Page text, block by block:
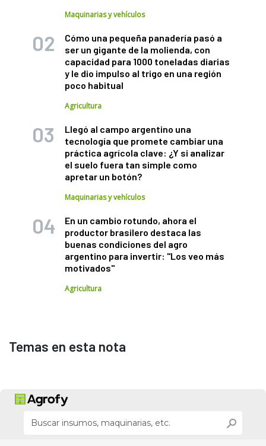
Maquinarias y vehículos
Cómo una pequeña panadería pasó a
ser un gigante de la molienda, con
capacidad para 1000 toneladas diarias
y le dio impulso al trigo en una región
poco habitual
Agricultura
Llegó al campo argentino una
tecnología que promete cambiar una
práctica agrícola clave: ¿Y si analizar
el suelo fuera tan simple como
apretar un botón?
Maquinarias y vehículos
En un cambio rotundo, ahora el
productor brasilero destaca las
buenas condiciones del agro
argentino para invertir: "Los veo más
motivados"
Agricultura
Temas en esta nota